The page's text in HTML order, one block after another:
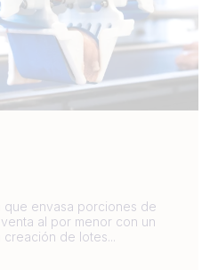
envasa porciones de
al por menor con un
de lotes...